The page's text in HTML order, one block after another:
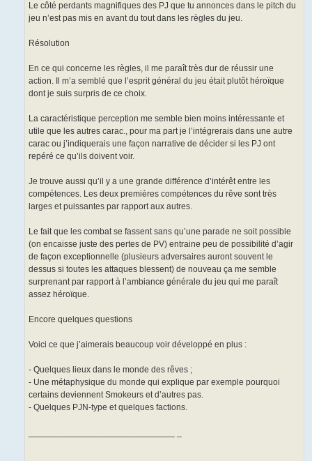
Le côté perdants magnifiques des PJ que tu annonces dans le pitch du
jeu n’est pas mis en avant du tout dans les règles du jeu.
Résolution
En ce qui concerne les règles, il me paraît très dur de réussir une
action. Il m’a semblé que l’esprit général du jeu était plutôt héroïque
dont je suis surpris de ce choix.
La caractéristique perception me semble bien moins intéressante et
utile que les autres carac., pour ma part je l’intégrerais dans une autre
carac ou j’indiquerais une façon narrative de décider si les PJ ont
repéré ce qu’ils doivent voir.
Je trouve aussi qu’il y a une grande différence d’intérêt entre les
compétences. Les deux premières compétences du rêve sont très
larges et puissantes par rapport aux autres.
Le fait que les combat se fassent sans qu’une parade ne soit possible
(on encaisse juste des pertes de PV) entraine peu de possibilité d’agir
de façon exceptionnelle (plusieurs adversaires auront souvent le
dessus si toutes les attaques blessent) de nouveau ça me semble
surprenant par rapport à l’ambiance générale du jeu qui me paraît
assez héroïque.
Encore quelques questions
Voici ce que j’aimerais beaucoup voir développé en plus :
- Quelques lieux dans le monde des rêves ;
- Une métaphysique du monde qui explique par exemple pourquoi
certains deviennent Smokeurs et d’autres pas.
- Quelques PJN-type et quelques factions.